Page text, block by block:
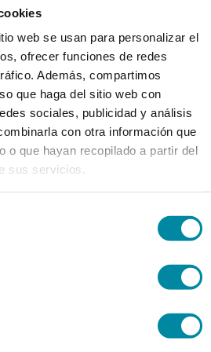
web se usan para personalizar el
ofrecer funciones de redes
Además, compartimos
que haga del sitio web con
sociales, publicidad y análisis
con otra información que
o que hayan recopilado a partir del
sus servicios.